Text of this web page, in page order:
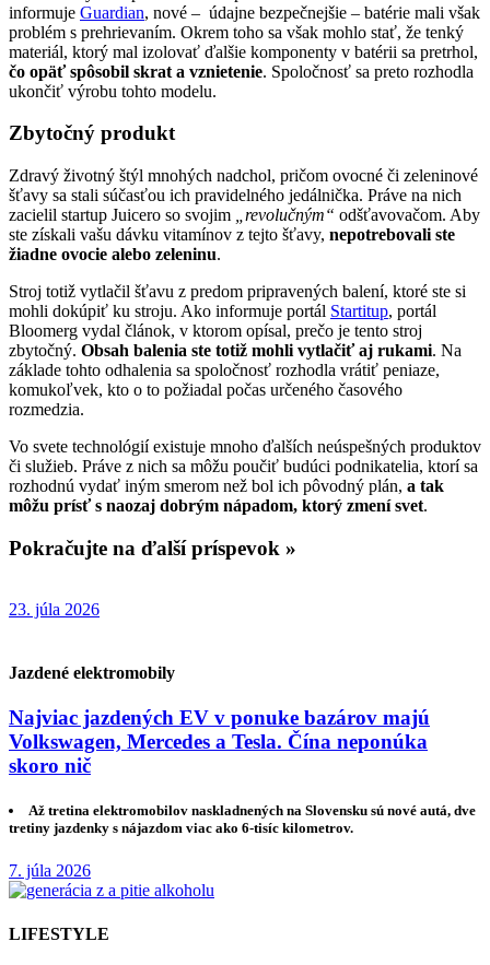
informuje Guardian, nové – údajne bezpečnejšie – batérie mali však
problém s prehrievaním. Okrem toho sa však mohlo stať, že tenký
materiál, ktorý mal izolovať ďalšie komponenty v batérii sa pretrhol,
čo opäť spôsobil skrat a vznietenie. Spoločnosť sa preto rozhodla
ukončiť výrobu tohto modelu.
Zbytočný produkt
Zdravý životný štýl mnohých nadchol, pričom ovocné či zeleninové
šťavy sa stali súčasťou ich pravidelného jedálnička. Práve na nich
zacielil startup Juicero so svojim
„revolučným“ odšťavovačom. Aby
ste získali vašu dávku vitamínov z tejto šťavy, nepotrebovali ste
žiadne ovocie alebo zeleninu.
Stroj totiž vytlačil šťavu z predom pripravených balení, ktoré ste si
mohli dokúpiť ku stroju. Ako informuje portál Startitup, portál
Bloomerg vydal článok, v ktorom opísal, prečo je tento stroj
zbytočný. Obsah balenia ste totiž mohli vytlačiť aj rukami. Na
základe tohto odhalenia sa spoločnosť rozhodla vrátiť peniaze,
komukoľvek, kto o to požiadal počas určeného časového
rozmedzia.
Vo svete technológií existuje mnoho ďalších neúspešných produktov
či služieb. Práve z nich sa môžu poučiť budúci podnikatelia, ktorí sa
rozhodnú vydať iným smerom než bol ich pôvodný plán, a tak
môžu prísť s naozaj dobrým nápadom, ktorý zmení svet.
Pokračujte na ďalší príspevok »
23. júla 2026
Jazdené elektromobily
Najviac jazdených EV v ponuke bazárov majú
Volkswagen, Mercedes a Tesla. Čína neponúka
skoro nič
Až tretina elektromobilov naskladnených na Slovensku sú nové autá, dve
tretiny jazdenky s nájazdom viac ako 6-tisíc kilometrov.
7. júla 2026
LIFESTYLE